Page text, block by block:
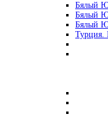
Бялый
Бялый
Бялый
Турция.